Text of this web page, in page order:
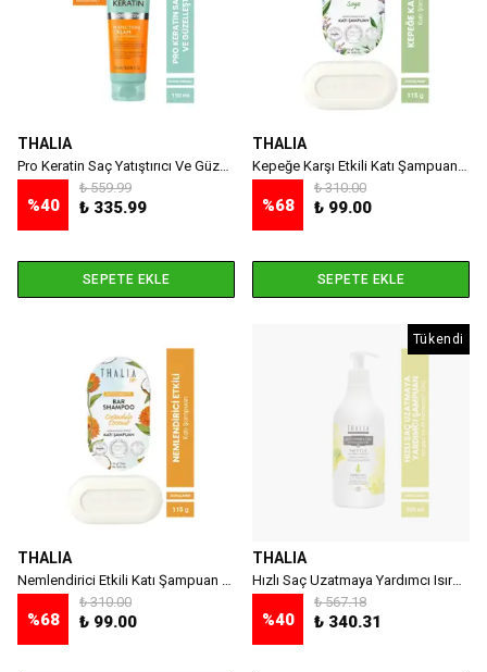
THALIA
Pro Keratin Saç Yatıştırıcı Ve Güzelleştirici Krem - 150 ml
%40
₺ 559.99
₺ 335.99
SEPETE EKLE
THALIA
Kepeğe Karşı Etkili Katı Şampuan 115 gr
%68
₺ 310.00
₺ 99.00
SEPETE EKLE
THALIA
Nemlendirici Etkili Katı Şampuan 115 gr
%68
₺ 310.00
₺ 99.00
Tükendi
THALIA
Hızlı Saç Uzatmaya Yardımcı Isırgan Ve At Kestanesi Özlü Saç Bakım Şampuanı - 500 Ml
%40
₺ 567.18
₺ 340.31